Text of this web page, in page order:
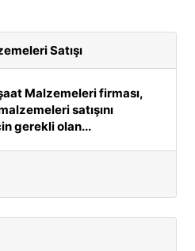
Satışı
Malzemeleri firması,
satışını
gerekli olan...